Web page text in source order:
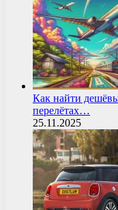
Как найти
перелётах…
25.11.2025